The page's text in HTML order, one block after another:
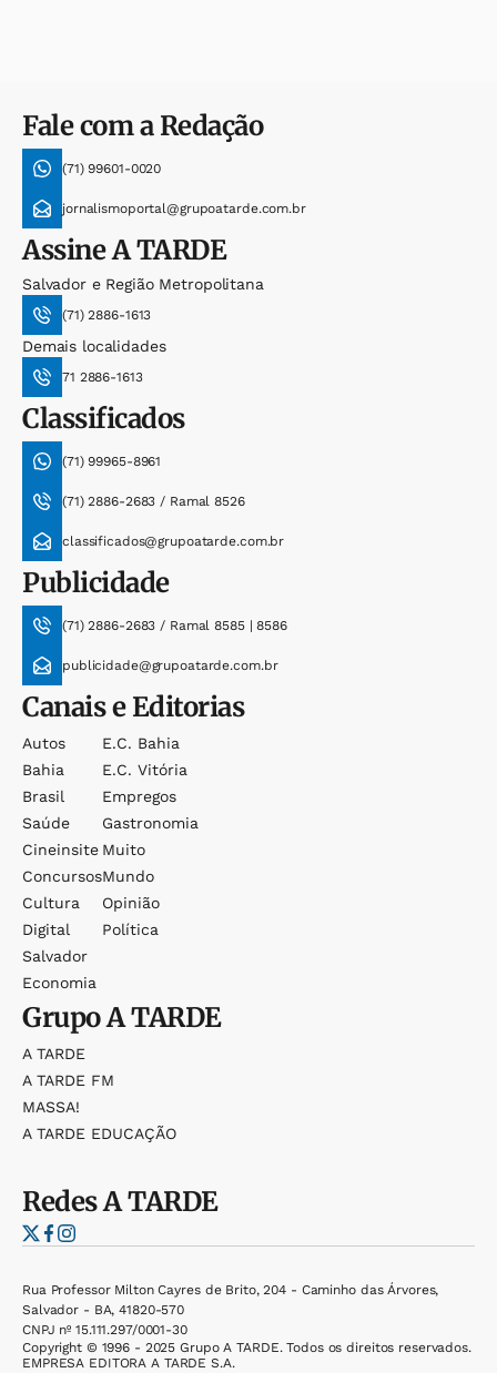
Fale com a Redação
(71) 99601-0020
jornalismoportal@grupoatarde.com.br
AssineA TARDE
Salvador e Região Metropolitana
(71) 2886-1613
Demais localidades
71 2886-1613
Classificados
(71) 99965-8961
(71) 2886-2683 / Ramal 8526
classificados@grupoatarde.com.br
Publicidade
(71) 2886-2683 / Ramal 8585 | 8586
publicidade@grupoatarde.com.br
Canais e Editorias
Autos
Bahia
Brasil
Saúde
Cineinsite
Concursos
Cultura
Digital
Salvador
Economia
E.c. Bahia
E.c. Vitória
Empregos
Gastronomia
Muito
Mundo
Opinião
Política
GrupoA TARDE
A TARDE
A TARDE FM
MASSA!
A TARDE EDUCAÇÃO
RedesA TARDE
Rua Professor Milton Cayres de Brito, 204 - Caminho das Árvores,
Salvador - BA, 41820-570
CNPJ nº 15.111.297/0001-30
Copyright © 1996 - 2025 Grupo A TARDE. Todos os direitos reservados.
EMPRESA EDITORA A TARDE S.A.